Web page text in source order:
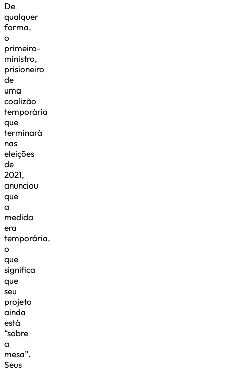
De
qualquer
forma,
o
primeiro-
ministro,
prisioneiro
de
uma
coalizão
temporária
que
terminará
nas
eleições
de
2021,
anunciou
que
a
medida
era
temporária,
o
que
significa
que
seu
projeto
ainda
está
“sobre
a
mesa”.
Seus